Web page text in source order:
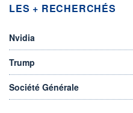
LES + RECHERCHÉS
Nvidia
Trump
Société Générale